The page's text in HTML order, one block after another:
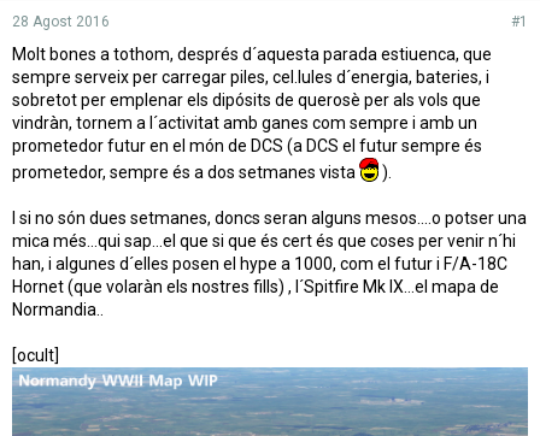
t
e
r
28 Agost 2016 #1
Molt bones a tothom, després d´aquesta parada estiuenca, que
sempre serveix per carregar piles, cel.lules d´energia, bateries, i
sobretot per emplenar els dipósits de querosè per als vols que
vindràn, tornem a l´activitat amb ganes com sempre i amb un
prometedor futur en el món de DCS (a DCS el futur sempre és
prometedor, sempre és a dos setmanes vista
).
I si no són dues setmanes, doncs seran alguns mesos....o potser una
mica més...qui sap...el que si que és cert és que coses per venir n´hi
han, i algunes d´elles posen el hype a 1000, com el futur i F/A-18C
Hornet (que volaràn els nostres fills) , l´Spitfire Mk IX...el mapa de
Normandia..
[ocult]